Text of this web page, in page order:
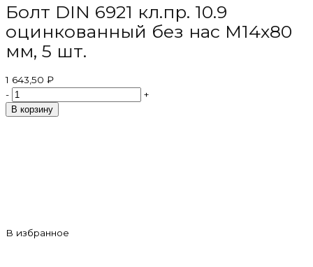
Болт DIN 6921 кл.пр. 10.9
оцинкованный без нас М14х80
мм, 5 шт.
1 643,50 ₽
-
+
В корзину
В избранное